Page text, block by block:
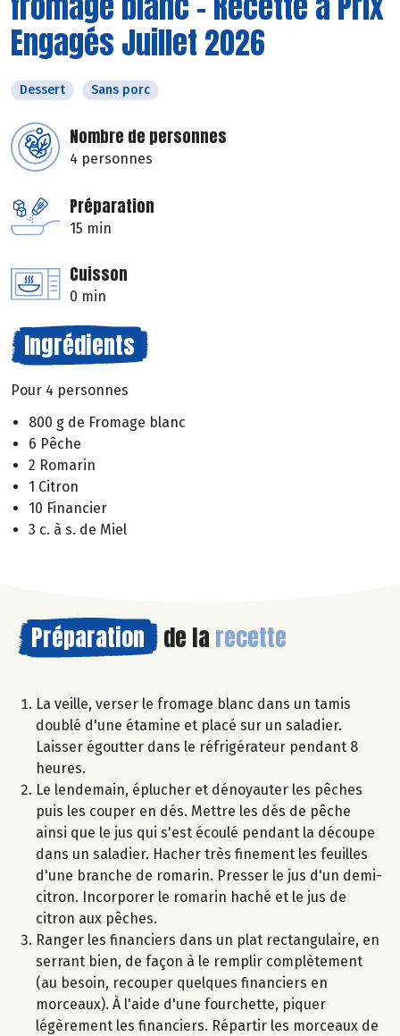
Engagés Juillet 2026
Dessert Sans porc
Nombre de personnes
4 personnes
Préparation
15 min
Cuisson
0 min
Ingrédients
Pour 4 personnes
800 g de Fromage blanc
6 Pêche
2 Romarin
1 Citron
10 Financier
3 c. à s. de Miel
Préparation de la recette
La veille, verser le fromage blanc dans un tamis
doublé d'une étamine et placé sur un saladier.
Laisser égoutter dans le réfrigérateur pendant 8
heures.
Le lendemain, éplucher et dénoyauter les pêches
puis les couper en dés. Mettre les dés de pêche
ainsi que le jus qui s'est écoulé pendant la découpe
dans un saladier. Hacher très finement les feuilles
d'une branche de romarin. Presser le jus d'un demi-
citron. Incorporer le romarin haché et le jus de
citron aux pêches.
Ranger les financiers dans un plat rectangulaire, en
serrant bien, de façon à le remplir complètement
(au besoin, recouper quelques financiers en
morceaux). À l'aide d'une fourchette, piquer
légèrement les financiers. Répartir les morceaux de